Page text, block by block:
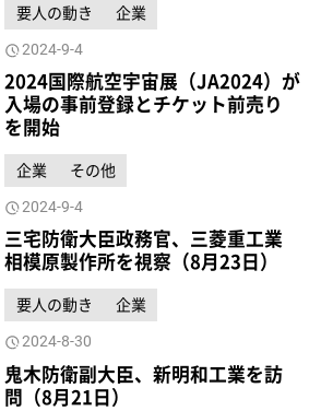
要人の動き 企業
2024-9-4
2024国際航空宇宙展（JA2024）が
入場の事前登録とチケット前売り
を開始
企業 その他
2024-9-4
三宅防衛大臣政務官、三菱重工業
相模原製作所を視察（8月23日）
要人の動き 企業
2024-8-30
鬼木防衛副大臣、新明和工業を訪
問（8月21日）